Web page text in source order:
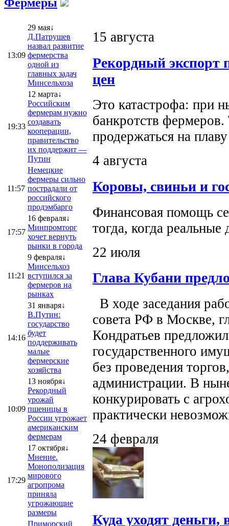
13:09
29 мая↓
Д.Патрушев
назвал развитие
фермерства
одной из
главных задач
Минсельхоза
19:33
12 марта↓
Российским
фермерам нужно
создавать
кооперации,
правительство
их поддержит —
Путин
11:57
Немецкие
фермеры сильно
пострадали от
российского
продэмбарго
17:57
16 февраля↓
Минпромторг
хочет вернуть
рынки в города
11:21
9 февраля↓
Минсельхоз
вступился за
фермеров на
рынках
14:16
31 января↓
В.Путин:
государство
будет
поддерживать
малые
фермерские
хозяйства
10:09
13 ноября↓
Рекордный
урожай
пшеницы в
России угрожает
американским
фермерам
17:29
17 октября↓
Мнение.
Монополизация
мирового
агропрома
приняла
угрожающие
размеры
Приморский
15 августа
Рекордный экспорт
цен
Это катастрофа: при
банкротств
продержаться на
4 августа
Коровы, свиньи и
Финансовая помощь
тогда, когда
22 июля
Глава Кубани
В ходе заседания
совета РФ в Москве,
Кондратьев
государственного
без проведения
администрации. В
конкурировать с
практически
24 февраля
Куда уходят